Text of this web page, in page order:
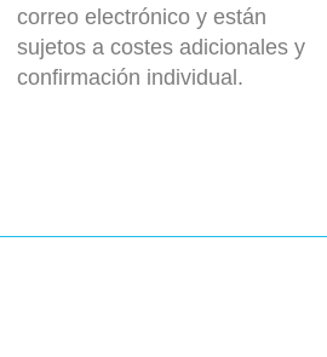
correo electrónico y están
sujetos a costes adicionales y
confirmación individual.